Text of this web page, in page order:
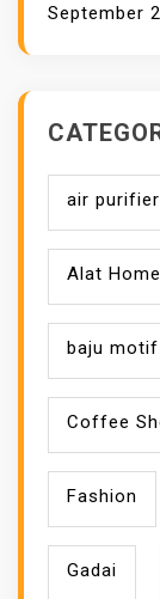
September
air purifier
Alat
baju motif
Coffee
Fashion
Gadai